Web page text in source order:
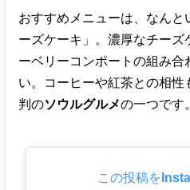
おすすめメニューは、なん
ーズケーキ」。濃厚なチー
ーベリーコンポートの組み
い。コーヒーや紅茶との相性
判のソウルグルメの一つです。
この投稿を